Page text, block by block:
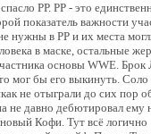
РР. РР - это
показатель важности
нужны в РР и их места
в маске, остальные
основы WWE. Брок
мог бы его выкинуть.
не отыграли до сих пор
не давно дебютировал ему
Кофи. Тут всё логично